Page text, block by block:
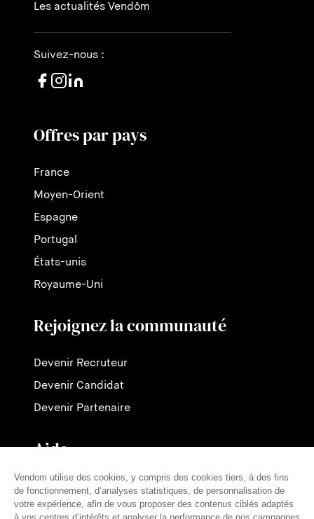
Les actualités Vendôm
Suivez-nous :
Offres par pays
France
Moyen-Orient
Espagne
Portugal
États-unis
Royaume-Uni
Rejoignez la communauté
Devenir Recruteur
Devenir Candidat
Devenir Partenaire
Aide
Contactez-nous
Nos tarifs